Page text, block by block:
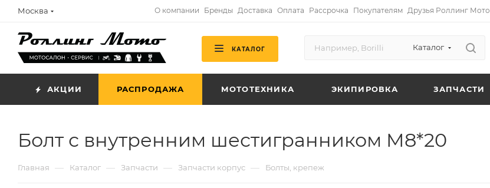
Москва О компании Бренды Доставка Оплата Рассрочка Покупателям Друзья Роллинг Мото
КАТАЛОГ Каталог
АКЦИИ РАСПРОДАЖА МОТОТЕХНИКА ЭКИПИРОВКА ЗАПЧАСТИ
Болт с внутренним шестигранником M8*20
Главная — Каталог — Запчасти — Запчасти корпус — Болты, крепеж